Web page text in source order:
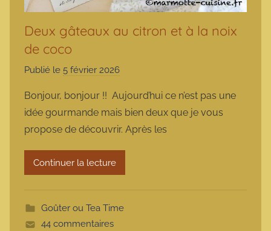
Deux gâteaux au citron et à la noix
de coco
Publié le 5 février 2026
r
m
a
r
t
Bonjour, bonjour !! Aujourd’hui ce n’est pas une
idée gourmande mais bien deux que je vous
propose de découvrir. Après les
Continuer la lecture
Goûter ou Tea Time
44 commentaires